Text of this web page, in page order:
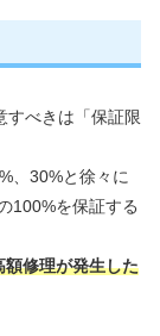
すべきは「保証限
、30%と徐々に
100%を保証する
修理が発生した